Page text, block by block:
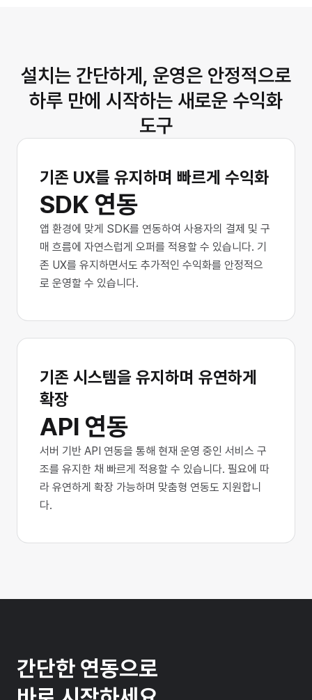
설치는 간단하게, 운영은 안정적으로
하루 만에 시작하는 새로운 수익화
도구
기존 UX를 유지하며 빠르게 수익화
SDK 연동
앱 환경에 맞게 SDK를 연동하여 사용자의 결제 및 구
매 흐름에 자연스럽게 오퍼를 적용할 수 있습니다. 기
존 UX를 유지하면서도 추가적인 수익화를 안정적으
로 운영할 수 있습니다.
기존 시스템을 유지하며 유연하게
확장
API 연동
서버 기반 API 연동을 통해 현재 운영 중인 서비스 구
조를 유지한 채 빠르게 적용할 수 있습니다. 필요에 따
라 유연하게 확장 가능하며 맞춤형 연동도 지원합니
다.
간단한 연동으로